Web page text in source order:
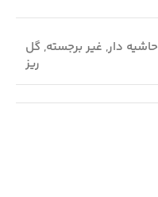
حاشیه دار, غیر برجسته, گل
ریز